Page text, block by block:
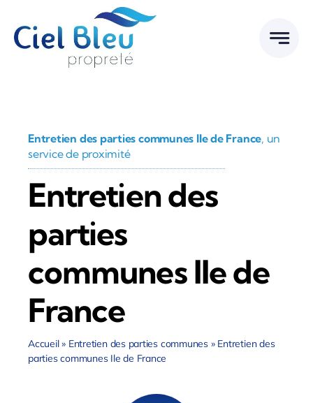
contenu
Entretien des parties communes Ile de France, un
service de proximité
Entretien des
parties
communes Ile de
France
Accueil» Entretien des parties communes » Entretien des
parties communes Ile de France